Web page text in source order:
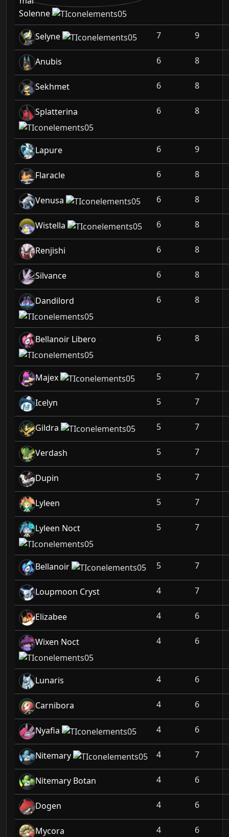
Solenne
Selyne 7 9
Anubis 6 8
Sekhmet 6 8
Splatterina 6 8
Lapure 6 9
Flaracle 6 8
Venusa 6 8
Wistella 6 8
Renjishi 6 8
Silvance 6 8
Dandilord 6 8
Bellanoir Libero 6 8
Majex 5 7
Icelyn 5 7
Gildra 5 7
Verdash 5 7
Dupin 5 7
Lyleen 5 7
Lyleen Noct 5 7
Bellanoir 5 7
Loupmoon Cryst 4 7
Elizabee 4 6
Wixen Noct 4 6
Lunaris 4 6
Carnibora 4 6
Nyafia 4 6
Nitemary 4 7
Nitemary Botan 4 6
Dogen 4 6
Mycora 4 6